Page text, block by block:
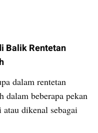
Balik Rentetan
dalam rentetan
dalam beberapa pekan
dikenal sebagai